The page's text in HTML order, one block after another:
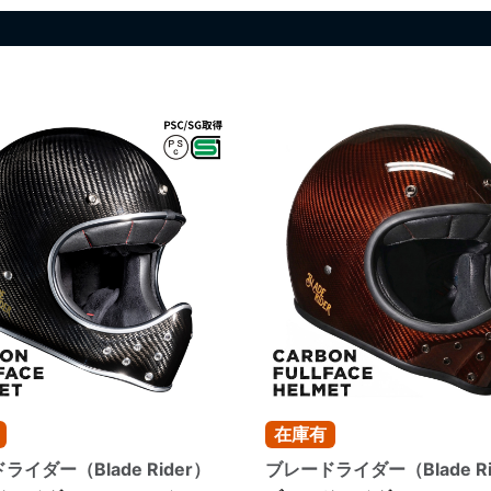
ライダー（Blade Rider）
在庫有
ブレードライダー（Blade